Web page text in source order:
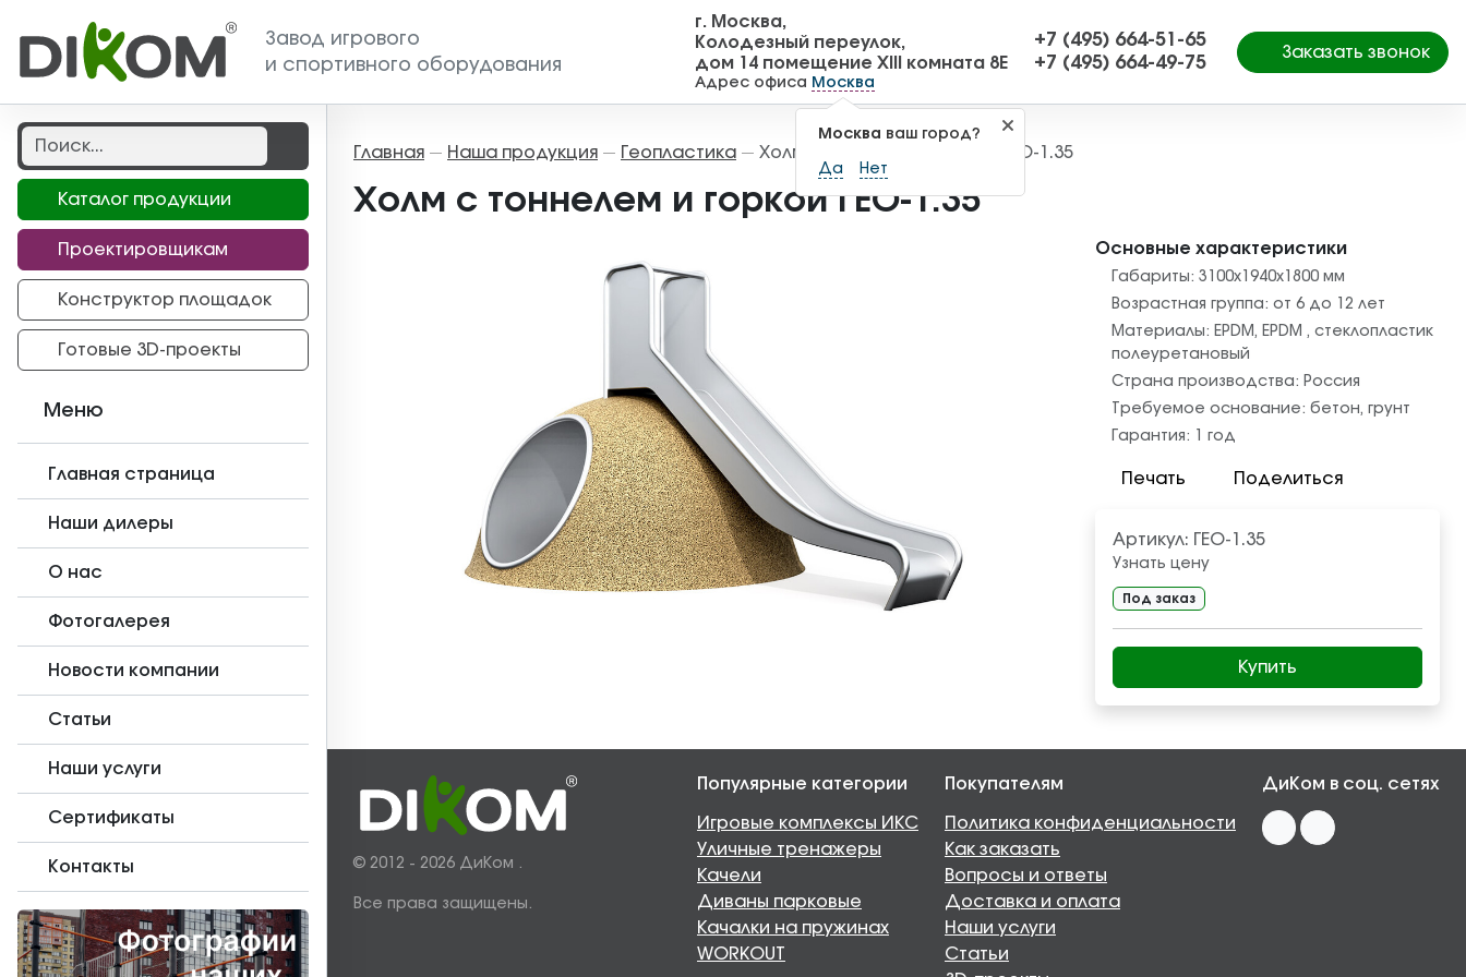
Завод игрового
и спортивного оборудования
г. Москва,
Колодезный переулок,
дом 14 помещение XIII комната 8Е
Адрес офиса Москва
Москва ваш город?
Да Нет
+7 (495) 664-51-65
+7 (495) 664-49-75
Заказать звонок
Каталог продукции
Проектировщикам
Конструктор площадок
Готовые 3D-проекты
Меню
Главная страница
Наши дилеры
О нас
Фотогалерея
Новости компании
Статьи
Наши услуги
Сертификаты
Контакты
Главная — Наша продукция — Геопластика — Холм с тоннелем и горкой ГЕО-1.35
Холм с тоннелем и горкой ГЕО-1.35
Основные характеристики
Габариты: 3100х1940х1800 мм
Возрастная группа: от 6 до 12 лет
Материалы: EPDM, EPDM , стеклопластик
полеуретановый
Страна производства: Россия
Требуемое основание: бетон, грунт
Гарантия:
1 год
Печать Поделиться
Артикул: ГЕО-1.35
Узнать цену
Под заказ
Купить
© 2012 - 2026 ДиКом .
Все права защищены.
Популярные категории
Игровые комплексы ИКС
Уличные тренажеры
Качели
Диваны парковые
Качалки на пружинах
WORKOUT
Покупателям
Политика конфиденциальности
Как заказать
Вопросы и ответы
Доставка и оплата
Наши услуги
Статьи
ДиКом в соц. сетях